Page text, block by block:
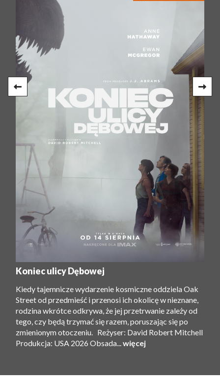
Koniec ulicy Dębowej
Kiedy tajemnicze wydarzenie kosmiczne oddziela Oak
Street od przedmieść i przenosi ich okolicę w nieznane,
rodzina wkrótce odkrywa, że ​​jej przetrwanie zależy od
tego, czy będą trzymać się razem, poruszając się po
zmienionym otoczeniu. Reżyser: David Robert Mitchell
Produkcja: USA 2026 Obsada...więcej